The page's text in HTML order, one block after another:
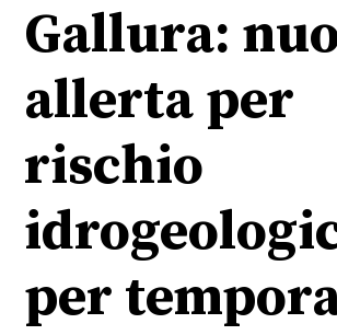
Gallura:
allerta per
rischio
per